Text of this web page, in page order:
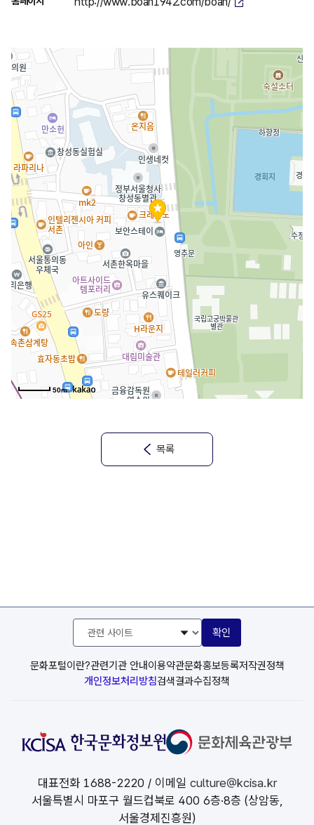
50m
목록
문화포털이란?관련기관 안내이용약관문화홍보등록저작권정책
개인정보처리방침검색결과수집정책
관
사
이
트
확인
대표전화 1688-2220 / 이메일 culture@kcisa.kr
서울특별시 마포구 월드컵북로 400 6층·8층 (상암동,
서울경제진흥원)